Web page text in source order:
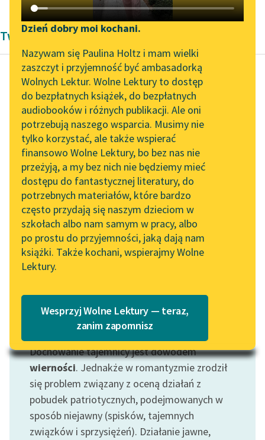
Katalog DAISY
Podkasty o książkach
Zgłoś brak utworu
Aktualności
„Prokurator Alicja Horn”
do słuchania
Byliśmy częścią AI Impact
Lab
Zapraszamy na spotkanie
online z tłumaczkami
literatury skandynawskiej
Spotkanie z Katarzyną
Tunkiel w Oslo
102. lata temu zmarł
Joseph Conrad
Lektury szkolne i klasyka
literatury do słuchania dla
uczennic i uczniów z
niepełnosprawnościami
E-kolekcja lektur
szkolnych i literatury do
słuchania dla uczennic i
uczniów z
Narzędzia
Mapa Wolnych Lektur
Leśmianator
Przewodnik dla piszących i
czytających
API
OAI-PMH
Widget Wolnych Lektur
Przypisy
Katalog w formacie PDF
Dzień dobry moi kochani.
Nazywam się Paulina Holtz i mam wielki
zaszczyt i przyjemność być ambasadorką
Wolnych Lektur. Wolne Lektury to dostęp
do bezpłatnych książek, do bezpłatnych
audiobooków i różnych publikacji. Ale oni
potrzebują naszego wsparcia. Musimy nie
tylko korzystać, ale także wspierać
finansowo Wolne Lektury, bo bez nas nie
przeżyją, a my bez nich nie będziemy mieć
dostępu do fantastycznej literatury, do
potrzebnych materiałów, które bardzo
często przydają się naszym dzieciom w
szkołach albo nam samym w pracy, albo
po prostu do przyjemności, jaką dają nam
książki. Także kochani, wspierajmy Wolne
Lektury.
Wesprzyj Wolne Lektury — teraz,
zanim zapomnisz
Twórczość Modernizm Marcela Prousta
Marcel Proust
W stronę Swanna
Ponieważ nie miałem
żadnego pojęcia o
hierarchii społecznej,
niepodobieństwo, jakie
ojciec widział w tym,
abyśmy...
Czytaj więcej
Motyw: Tajemnica
Dochowanie tajemnicy jest dowodem
wierności. Jednakże w romantyzmie zrodził
się problem związany z oceną działań z
pobudek patriotycznych, podejmowanych w
sposób niejawny (spisków, tajemnych
związków i sprzysiężeń). Działanie jawne,